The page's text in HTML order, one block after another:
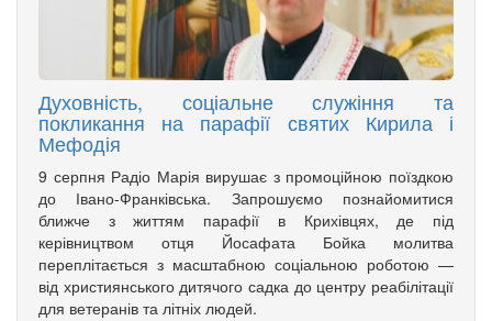
Духовність, соціальне служіння та
покликання на парафії святих Кирила і
Мефодія
9 серпня Радіо Марія вирушає з промоційною поїздкою
до Івано-Франківська. Запрошуємо познайомитися
ближче з життям парафії в Крихівцях, де під
керівництвом отця Йосафата Бойка молитва
переплітається з масштабною соціальною роботою —
від християнського дитячого садка до центру реабілітації
для ветеранів та літніх людей.